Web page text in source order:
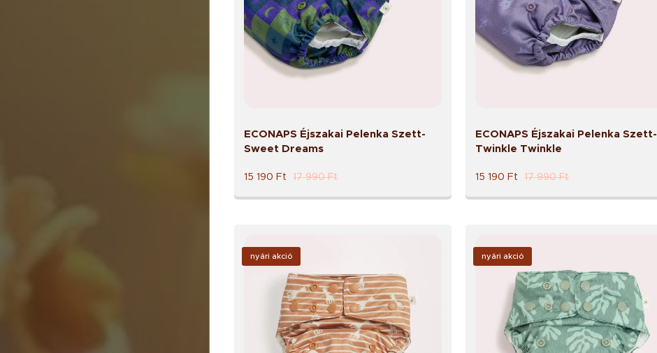
ECONAPS Éjszakai Pelenka Szett-
Sweet Dreams
15 190 Ft 17 990Ft
ECONAPS Éjszakai Pelenka Szett-
Twinkle Twinkle
15 190 Ft 17 990Ft
nyári akció nyári akció